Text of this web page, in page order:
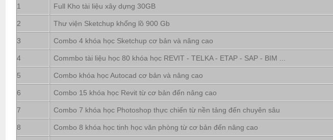
1 Full Kho tài liệu xây dựng 30GB
2 Thư viện Sketchup khổng lồ 900 Gb
3 Combo 4 khóa học Sketchup cơ bản và nâng cao
4 Commbo tài liệu học 80 khóa học REVIT - TELKA - ETAP - SAP - BIM ...
5 Combo khóa học Autocad cơ bản và nâng cao
6 Combo 15 khóa học Revit từ cơ bản đến nâng cao
7 Combo 7 khóa học Photoshop thực chiến từ nền tảng đến chuyên sâu
8 Combo 8 khóa học tinh học văn phòng từ cơ bản đến nâng cao